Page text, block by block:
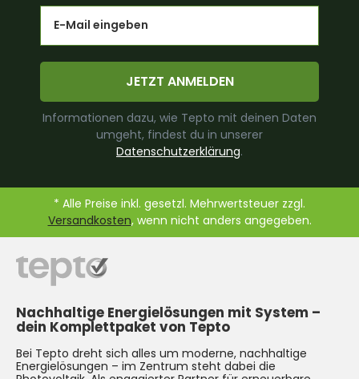
JETZT ANMELDEN
Informationen dazu, wie Tepto mit deinen Daten
umgeht, findest du in unserer
Datenschutzerklärung.
* Alle Preise inkl. gesetzl. Mehrwertsteuer zzgl.
Versandkosten, wenn nicht anders angegeben.
Nachhaltige Energielösungen mit System –
dein Komplettpaket von Tepto
Bei Tepto dreht sich alles um moderne, nachhaltige
Energielösungen – im Zentrum steht dabei die